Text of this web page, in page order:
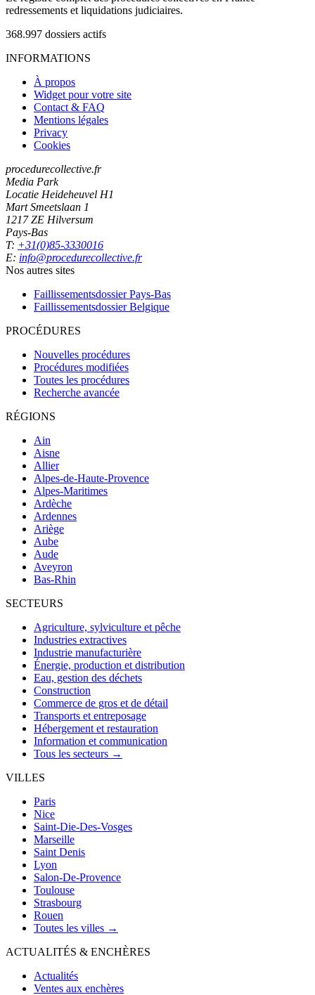
redressements et liquidations judiciaires.
368.997 dossiers actifs
INFORMATIONS
À propos
Widget pour votre site
Contact & FAQ
Mentions légales
Privacy
Cookies
procedurecollective.fr
Media Park
Locatie Heideheuvel H1
Mart Smeetslaan 1
1217 ZE Hilversum
Pays-Bas
T: +31(0)85-3330016
E: info@procedurecollective.fr
Nos autres sites
Faillissementsdossier Pays-Bas
Faillissementsdossier Belgique
PROCÉDURES
Nouvelles procédures
Procédures modifiées
Toutes les procédures
Recherche avancée
RÉGIONS
Ain
Aisne
Allier
Alpes-de-Haute-Provence
Alpes-Maritimes
Ardèche
Ardennes
Ariège
Aube
Aude
Aveyron
Bas-Rhin
SECTEURS
Agriculture, sylviculture et pêche
Industries extractives
Industrie manufacturière
Énergie, production et distribution
Eau, gestion des déchets
Construction
Commerce de gros et de détail
Transports et entreposage
Hébergement et restauration
Information et communication
Tous les secteurs →
VILLES
Paris
Nice
Saint-Die-Des-Vosges
Marseille
Saint Denis
Lyon
Salon-De-Provence
Toulouse
Strasbourg
Rouen
Toutes les villes →
ACTUALITÉS & ENCHÈRES
Actualités
Ventes aux enchères